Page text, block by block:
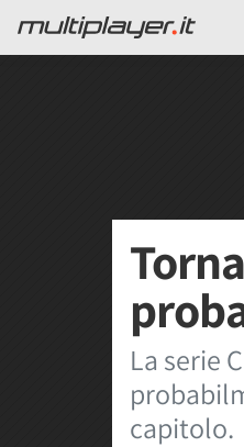
La serie
capitolo.